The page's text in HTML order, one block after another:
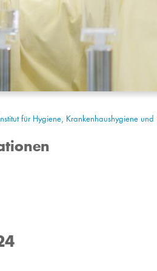
für Hygiene, Krankenhaushygiene